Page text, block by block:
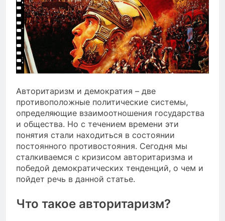
Авторитаризм и демократия – две
противоположные политические системы,
определяющие взаимоотношения государства
и общества. Но с течением времени эти
понятия стали находиться в состоянии
постоянного противостояния. Сегодня мы
сталкиваемся с кризисом авторитаризма и
победой демократических тенденций, о чем и
пойдет речь в данной статье.
Что такое авторитаризм?